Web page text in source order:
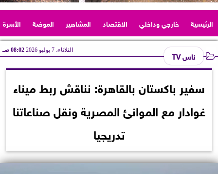
الرئيسية خارجي وداخلي الاقتصاد المشاهير الموضة الأسرة
ناس TV الثلاثاء، 7 يوليو 2026 08:02 صـ
سفير باكستان بالقاهرة: نناقش ربط ميناء
غوادار مع الموانئ المصرية ونقل صناعاتنا
تدريجيا